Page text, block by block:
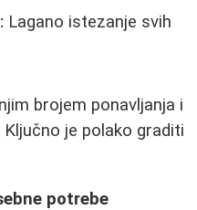
Lagano istezanje svih
brojem ponavljanja i
je polako graditi
potrebe